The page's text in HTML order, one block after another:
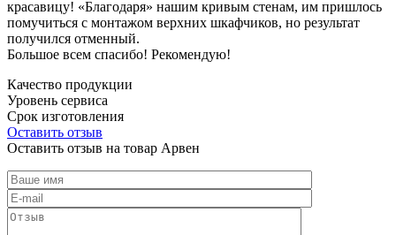
красавицу! «Благодаря» нашим кривым стенам, им пришлось
помучиться с монтажом верхних шкафчиков, но результат
получился отменный.
Большое всем спасибо! Рекомендую!
Качество продукции
Уровень сервиса
Срок изготовления
Оставить отзыв
Оставить отзыв на товар Арвен